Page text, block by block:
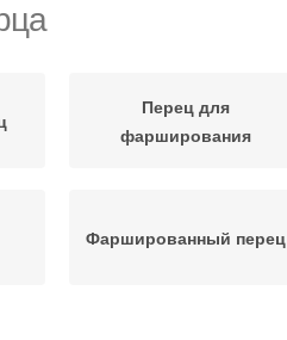
Перец для
фарширования
Фаршированный перец